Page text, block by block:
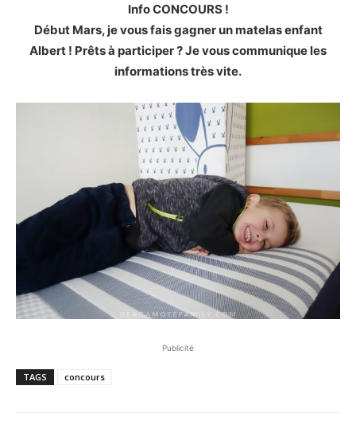
Info CONCOURS !
Début Mars, je vous fais gagner un matelas enfant
Albert ! Prêts à participer ? Je vous communique les
informations très vite.
Publicité
TAGS concours